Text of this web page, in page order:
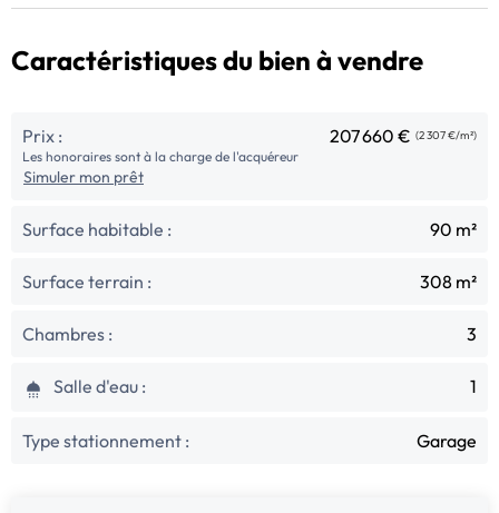
Caractéristiques du bien à vendre
Prix : 207 660 € (2 307 €/m²)
Les honoraires sont à la charge de l'acquéreur
Simuler mon prêt
Surface habitable : 90 m²
Surface terrain : 308 m²
Chambres : 3
Salle d'eau : 1
Type stationnement : Garage